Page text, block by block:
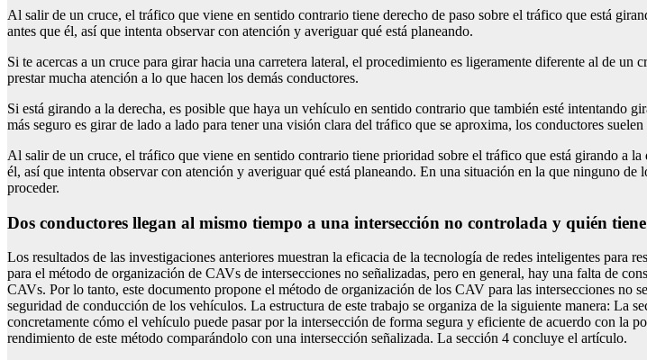
Al salir de un cruce, el tráfico que viene en sentido contrario tiene derecho de paso sobre el tráfico que está
antes que él, así que intenta observar con atención y averiguar qué está planeando.
Si te acercas a un cruce para girar hacia una carretera lateral, el procedimiento es ligeramente diferente al de
prestar mucha atención a lo que hacen los demás conductores.
Si está girando a la derecha, es posible que haya un vehículo en sentido contrario que también esté intentando
más seguro es girar de lado a lado para tener una visión clara del tráfico que se aproxima, los conductores
Al salir de un cruce, el tráfico que viene en sentido contrario tiene prioridad sobre el tráfico que está girando a
él, así que intenta observar con atención y averiguar qué está planeando. En una situación en la que ninguno
proceder.
Dos conductores llegan al mismo tiempo a una intersección no controlada y quién
Los resultados de las investigaciones anteriores muestran la eficacia de la tecnología de redes inteligentes para
para el método de organización de CAVs de intersecciones no señalizadas, pero en general, hay una falta de
CAVs. Por lo tanto, este documento propone el método de organización de los CAV para las intersecciones no
seguridad de conducción de los vehículos. La estructura de este trabajo se organiza de la siguiente manera: La
concretamente cómo el vehículo puede pasar por la intersección de forma segura y eficiente de acuerdo con
rendimiento de este método comparándolo con una intersección señalizada. La sección 4 concluye el artículo.